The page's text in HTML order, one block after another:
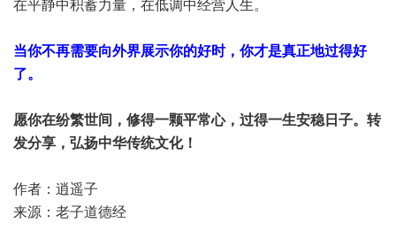
在平静中积蓄力量，在低调中经营人生。
当你不再需要向外界展示你的好时，你才是真正地过得好
了。
愿你在纷繁世间，修得一颗平常心，过得一生安稳日子。转
发分享，弘扬中华传统文化！
作者：逍遥子
来源：老子道德经